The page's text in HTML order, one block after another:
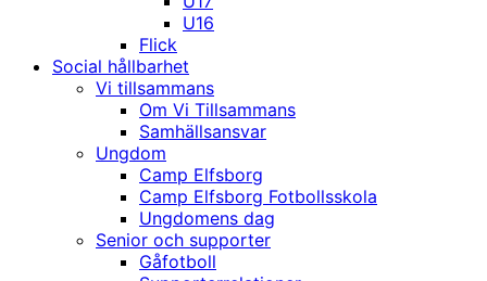
U16
Flick
Social hållbarhet
Vi tillsammans
Om Vi Tillsammans
Samhällsansvar
Ungdom
Camp Elfsborg
Camp Elfsborg Fotbollsskola
Ungdomens dag
Senior och supporter
Gåfotboll